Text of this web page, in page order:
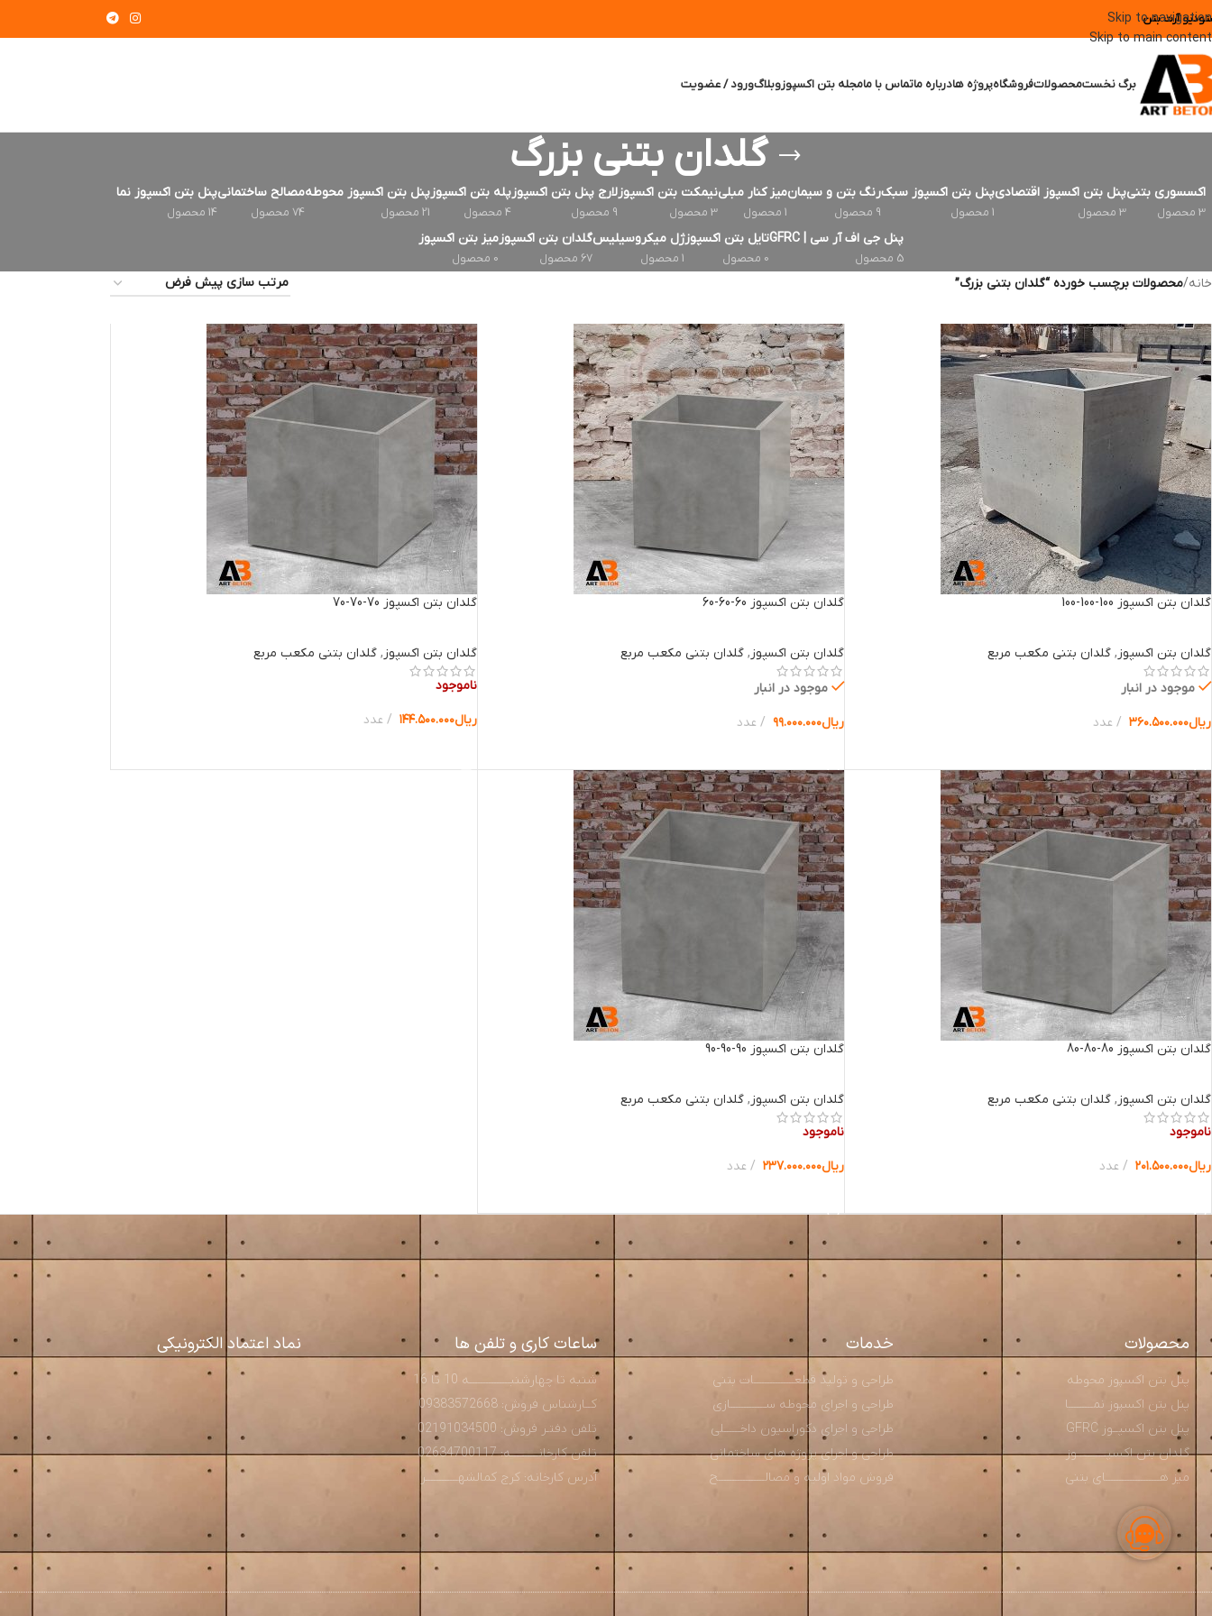
Skip to navigation
Skip to main content
آرت بتن
برگ نخستمحصولاتفروشگاهپروژه هادرباره ماتماس با مامجله بتن اکسپوزوبلاگورود / عضویت
گلدان بتني بزرگ
اکسسوری بتنی
3 محصول
پنل بتن اکسپوز اقتصادی
3 محصول
پنل بتن اکسپوز سبک
1 محصول
رنگ بتن و سیمان
9 محصول
میز کنار مبلی
1 محصول
نیمکت بتن اکسپوز
3 محصول
لارج پنل بتن اکسپوز
9 محصول
پله بتن اکسپوز
4 محصول
پنل بتن اکسپوز محوطه
21 محصول
مصالح ساختمانی
74 محصول
پنل بتن اکسپوز نما
14 محصول
پنل جی اف آر سی | GFRC
5 محصول
تایل بتن اکسپوز
0 محصول
ژل میکروسیلیس
1 محصول
گلدان بتن اکسپوز
67 محصول
میز بتن اکسپوز
0 محصول
خانه/محصولات برچسب خورده “گلدان بتني بزرگ”
گلدان بتن اکسپوز 100-100-100
گلدان بتن اکسپوز, گلدان بتنی مکعب مربع
موجود در انبار
ریال۳۶۰.۵۰۰.۰۰۰ عدد
گلدان بتن اکسپوز 60-60-60
گلدان بتن اکسپوز, گلدان بتنی مکعب مربع
موجود در انبار
ریال۹۹.۰۰۰.۰۰۰ عدد
گلدان بتن اکسپوز 70-70-70
گلدان بتن اکسپوز, گلدان بتنی مکعب مربع
ناموجود
ریال۱۴۴.۵۰۰.۰۰۰ عدد
گلدان بتن اکسپوز 80-80-80
گلدان بتن اکسپوز, گلدان بتنی مکعب مربع
ناموجود
ریال۲۰۱.۵۰۰.۰۰۰ عدد
گلدان بتن اکسپوز 90-90-90
گلدان بتن اکسپوز, گلدان بتنی مکعب مربع
ناموجود
ریال۲۳۷.۰۰۰.۰۰۰ عدد
محصولات
پنل بتن اکسپوز محوطه
پنل بتن اکسپوز نمـــــــــا
پنل بتن اکسپــوز GFRC
گلدان بتن اکسپـــــــــــوز
میز هــــــــــــــــــــای بتنی
خدمات
طراحی و تولید قطعـــــــــــــــات بتنی
طراحی و اجرای محوطه ســـــــــــــازی
طراحی و اجرای دکوراسیون داخــــــلی
طراحی و اجرای پروژه های ساختمانی
فروش مواد اولیه و مصالـــــــــــــــــح
ساعات کاری و تلفن ها
شنبه تا چهارشنبـــــــــــــــه 10 تا 16
کــارشناس فروش: 09383572668
تلفن دفتـر فروش: 02191034500
تلفن کارخانــــــــــه: 02634700117
آدرس کارخانه: کرج کمالشهــــــــــــر
نماد اعتماد الکترونیکی